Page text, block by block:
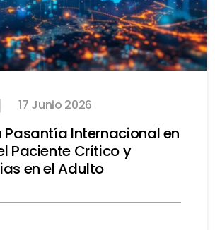
17 Junio 2026
Pasantía Internacional en
Paciente Crítico y
en el Adulto